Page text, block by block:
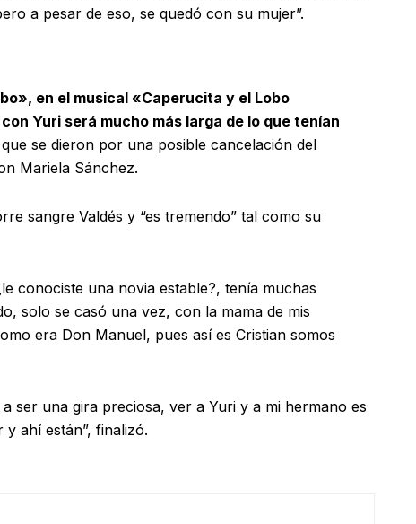
a pesar de eso, se quedó con su mujer”.
en el musical «Caperucita y el Lobo
Yuri será mucho más larga de lo que tenían
se dieron por una posible cancelación del
Mariela Sánchez.
sangre Valdés y “es tremendo” tal como su
conociste una novia estable?, tenía muchas
solo se casó una vez, con la mama de mis
era Don Manuel, pues así es Cristian somos
ser una gira preciosa, ver a Yuri y a mi hermano es
ahí están”, finalizó.